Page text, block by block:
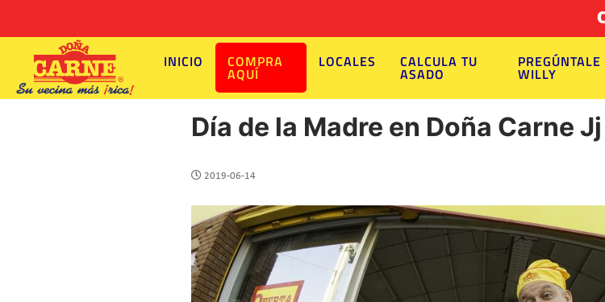
INICIO COMPRA
AQUÍ
LOCALES CALCULA TU
ASADO
PREGÚNTALE
WILLY
Día de la Madre en Doña Carne
2019-06-14